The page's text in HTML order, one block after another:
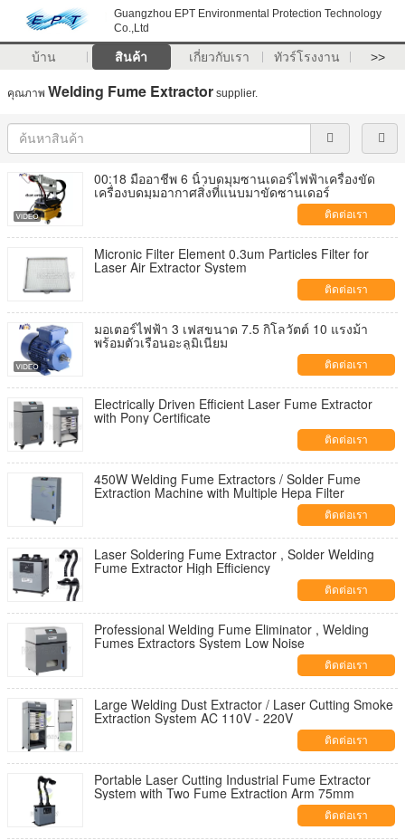
Guangzhou EPT Environmental Protection Technology
Co.,Ltd
บ้าน สินค้า เกี่ยวกับเรา ทัวร์โรงงาน >>
คุณภาพ Welding Fume Extractor supplier.
00:18 มืออาชีพ 6 นิ้วบดมุมซานเดอร์ไฟฟ้าเครื่องขัด
เครื่องบดมุมอากาศสิ่งที่แนบมาขัดซานเดอร์
ติดต่อเรา
Micronic Filter Element 0.3um Particles Filter for
Laser Air Extractor System
ติดต่อเรา
มอเตอร์ไฟฟ้า 3 เฟสขนาด 7.5 กิโลวัตต์ 10 แรงม้า
พร้อมตัวเรือนอะลูมิเนียม
ติดต่อเรา
Electrically Driven Efficient Laser Fume Extractor
with Pony Certificate
ติดต่อเรา
450W Welding Fume Extractors / Solder Fume
Extraction Machine with Multiple Hepa Filter
ติดต่อเรา
Laser Soldering Fume Extractor , Solder Welding
Fume Extractor High Efficiency
ติดต่อเรา
Professional Welding Fume Eliminator , Welding
Fumes Extractors System Low Noise
ติดต่อเรา
Large Welding Dust Extractor / Laser Cutting Smoke
Extraction System AC 110V - 220V
ติดต่อเรา
Portable Laser Cutting Industrial Fume Extractor
System with Two Fume Extraction Arm 75mm
ติดต่อเรา